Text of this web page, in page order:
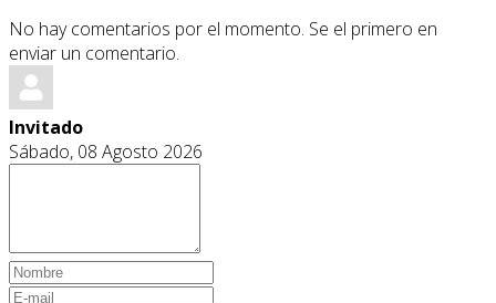
No hay comentarios por el momento. Se el primero en
enviar un comentario.
Invitado
Sábado, 08 Agosto 2026